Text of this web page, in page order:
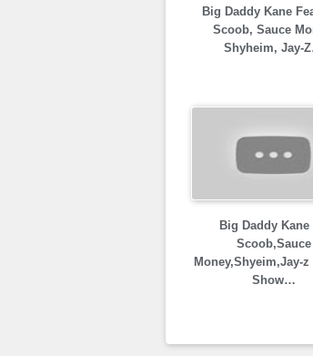
Big Daddy Kane
Scoob, Sauce
Shyheim, Jay-
Big Daddy Kane
Scoob,Sauce
Money,Shyeim,Jay-z
Show…